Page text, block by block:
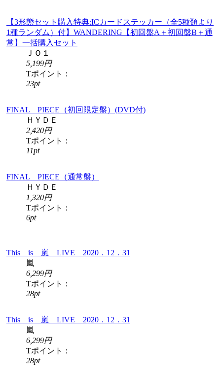
【3形態セット購入特典:ICカードステッカー（全5種類より
1種ランダム）付】WANDERING【初回盤A＋初回盤B＋通
常】一括購入セット
ＪＯ１
5,199円
Tポイント：
23pt
FINAL PIECE（初回限定盤）(DVD付)
ＨＹＤＥ
2,420円
Tポイント：
11pt
FINAL PIECE（通常盤）
ＨＹＤＥ
1,320円
Tポイント：
6pt
This is 嵐 LIVE 2020．12．31
嵐
6,299円
Tポイント：
28pt
This is 嵐 LIVE 2020．12．31
嵐
6,299円
Tポイント：
28pt